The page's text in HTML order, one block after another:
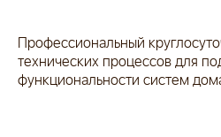
Профессиональный
технических процессов для
функциональности систем